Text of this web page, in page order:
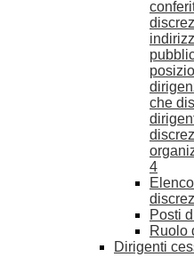
che
4
Posti
Ruolo
Dirigenti